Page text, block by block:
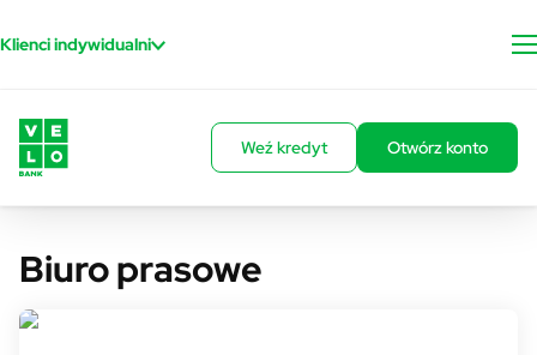
Klienci indywidualni
Weź kredyt Otwórz konto
Biuro prasowe
Rzecznik prasowy